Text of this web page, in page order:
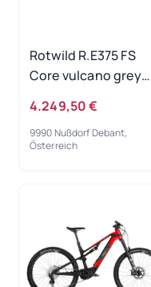
Rotwild R.E375 FS
Core vulcano grey
4.249,50 €
9990 Nußdorf Debant,
Österreich